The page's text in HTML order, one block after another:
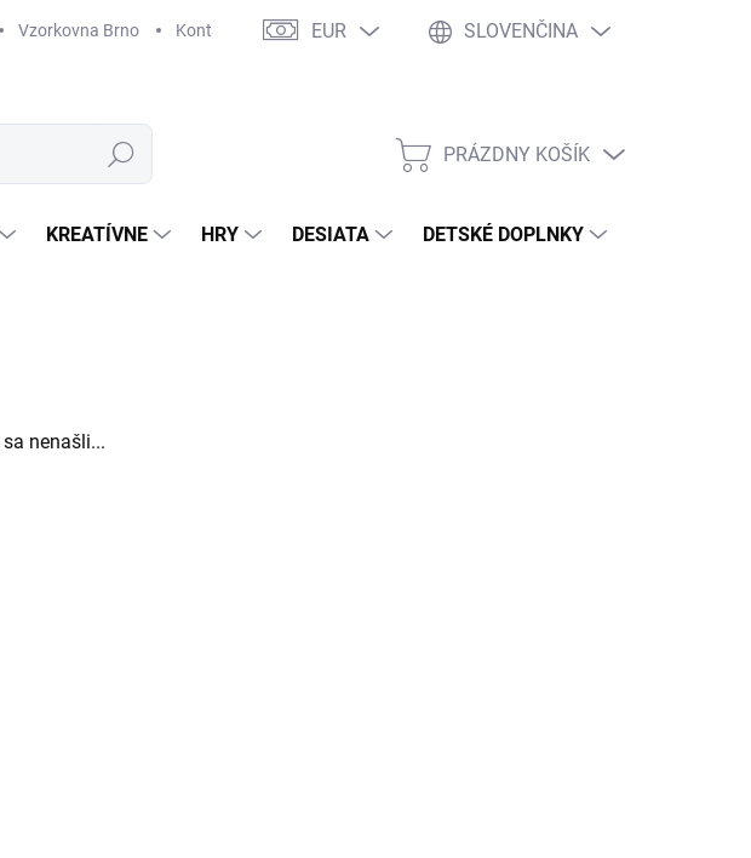
Vzorkovna Brno Kontakty Ochrana osobných údajov Ako nakupovať
EUR SLOVENČINA
Hľadať
NÁKUPNÝ
PRÁZDNY KOŠÍK
KREATÍVNE HRY DESIATA DETSKÉ DOPLNKY
sa nenašli...